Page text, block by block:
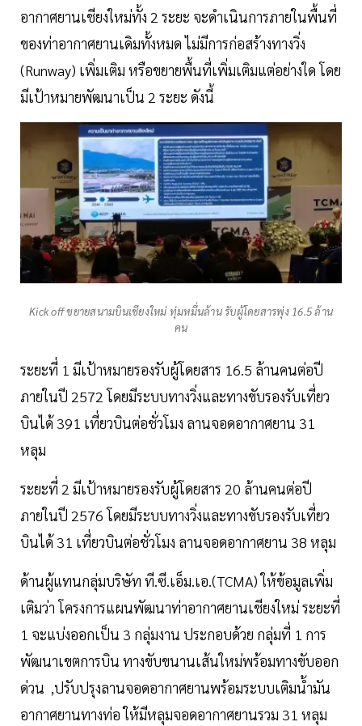
อากาศยานเชียงใหม่ทั้ง 2 ระยะ จะดำเนินการภายในพื้นที่
ของท่าอากาศยานเดิมทั้งหมด ไม่มีการก่อสร้างทางวิ่ง
(Runway) เพิ่มเติม หรือขยายพื้นที่เพิ่มเติมแต่อย่างใด โดย
มีเป้าหมายพัฒนาเป็น 2 ระยะ ดังนี้
Kick off ขยายสนามบินเชียงใหม่ ทุ่มหมื่นล้าน รับผู้โดยสารพุ่ง 16.5 ล้าน
คน
ระยะที่ 1 มีเป้าหมายรองรับผู้โดยสาร 16.5 ล้านคนต่อปี
ภายในปี 2572 โดยมีระบบทางวิ่งและทางขับรองรับเที่ยว
บินได้ 391 เที่ยวบินต่อชั่วโมง ลานจอดอากาศยาน 31
หลุม
ระยะที่ 2 มีเป้าหมายรองรับผู้โดยสาร 20 ล้านคนต่อปี
ภายในปี 2576 โดยมีระบบทางวิ่งและทางขับรองรับเที่ยว
บินได้ 31 เที่ยวบินต่อชั่วโมง ลานจอดอากาศยาน 38 หลุม
ด้านผู้แทนกลุ่มบริษัท ที.ซี.เอ็ม.เอ.(TCMA) ให้ข้อมูลเพิ่ม
เติมว่า โครงการแผนพัฒนาท่าอากาศยานเชียงใหม่ ระยะที่
1 จะแบ่งออกเป็น 3 กลุ่มงาน ประกอบด้วย กลุ่มที่ 1 การ
พัฒนาเขตการบิน ทางขับขนานเส้นใหม่พร้อมทางขับออก
ด่วน ,ปรับปรุงลานจอดอากาศยานพร้อมระบบเติมน้ำมัน
อากาศยานทางท่อ ให้มีหลุมจอดอากาศยานรวม 31 หลุม